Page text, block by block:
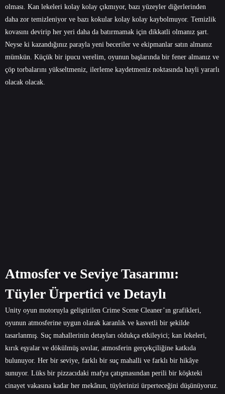
olması. Kan lekeleri kolay kolay çıkmıyor, bazı yüzeyler diğerlerinden
daha zor temizleniyor ve bazı kokular kolay kolay kaybolmuyor. Temizlik
kovasını devirip her yeri daha da batırmamak için dikkatli olmanız şart.
Neyse ki kazandığınız parayla yeni beceriler ve ekipmanlar satın almanız
mümkün. Küçük bir ipucu verelim, oyunun başlarında bir fener almanız ve
çöp torbalarını yükseltmeniz, ilerleme kaydetmeniz noktasında hayli yararlı
olacak olacak.
Atmosfer ve Seviye Tasarımı:
Tüyler Ürpertici ve Detaylı
Unity oyun motoruyla geliştirilen Crime Scene Cleaner’ın grafikleri,
oyunun atmosferine uygun olarak karanlık ve kasvetli bir şekilde
tasarlanmış. Suç mahallerinin detayları oldukça etkileyici; kan lekeleri,
kırık eşyalar ve dökülmüş sıvılar, atmosferin gerçekçiliğine katkıda
bulunuyor. Her bir seviye, farklı bir suç mahalli ve farklı bir hikâye
sunuyor. Lüks bir pizzacıdaki mafya çatışmasından perili bir köşkteki
cinayet vakasına kadar her mekânın, tüylerinizi ürperteceğini düşünüyoruz.